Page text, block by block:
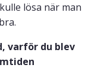
lösa när man
varför du blev